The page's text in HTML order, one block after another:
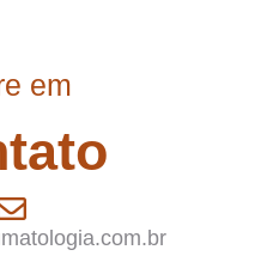
em